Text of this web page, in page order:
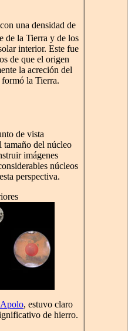
una densidad de
de la Tierra y de los
interior. Este fue
de que el origen
la acreción del
la Tierra.
de vista
tamaño del núcleo
imágenes
núcleos
perspectiva.
, estuvo claro
de hierro.